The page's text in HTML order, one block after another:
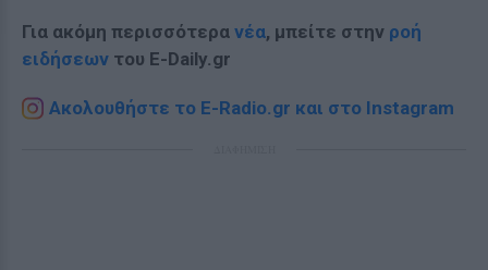
Για ακόμη περισσότερα νέα, μπείτε στην ροή
ειδήσεων του E-Daily.gr
Ακολουθήστε το E-Radio.gr και στο Instagram